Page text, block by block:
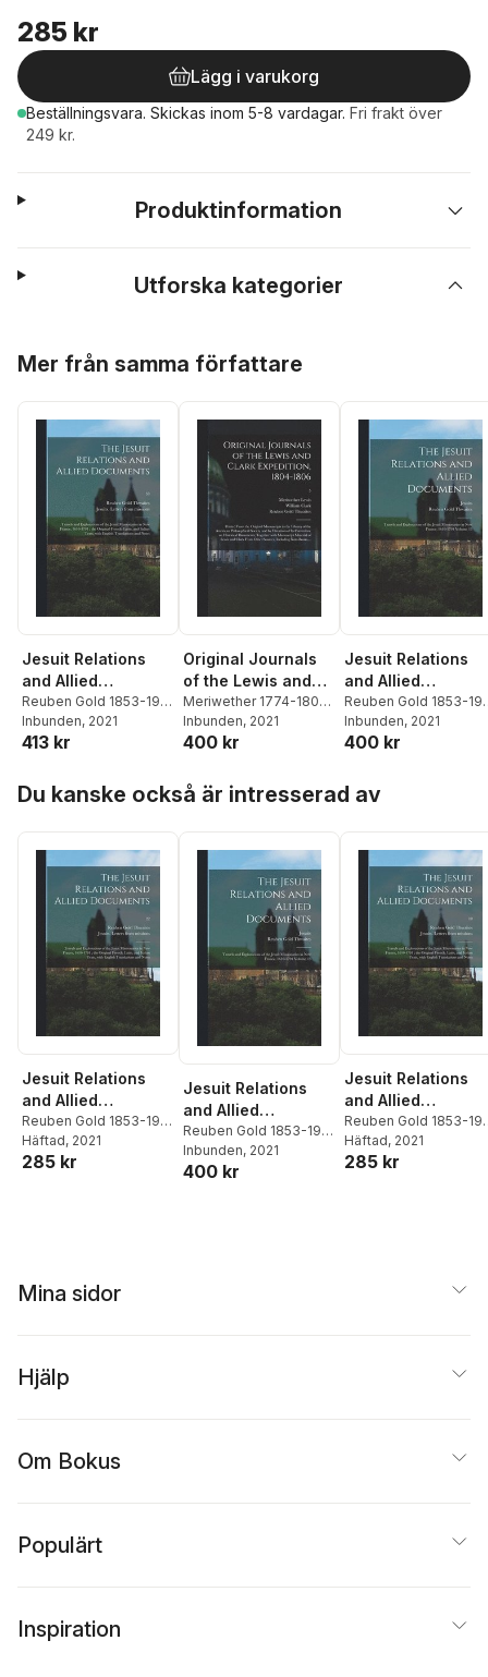
285 kr
Lägg i varukorg
Beställningsvara. Skickas inom 5-8 vardagar. Fri frakt över
249 kr.
Produktinformation
Utforska kategorier
Mer från samma författare
Jesuit Relations
and Allied
Documents
Reuben Gold 1853-1913
Thwaites
Inbunden, 2021
413 kr
Original Journals
of the Lewis and
Clark Expedition,
1804-1806; Printed
From the Original
Library of the
Philosophical
Society and by
Direction of Its
Committee on
Historical
Documents;
Together With
Manuscript
Material Of...; 5
Meriwether 1774-1809
Lewis,William 1770-
1838 Clark
Inbunden, 2021
400 kr
Jesuit Relations
and Allied
Documents
Reuben Gold 1853-
Thwaites, Jesuits
Inbunden, 2021
400 kr
Du kanske också är intresserad av
Jesuit Relations
and Allied
Documents
Reuben Gold 1853-1913
Thwaites,Jesuits
Letters from Missions
Häftad, 2021
285 kr
Jesuit Relations
and Allied
Documents
Reuben Gold 1853-1913
Thwaites, Jesuits
Inbunden, 2021
400 kr
Jesuit Relations
and Allied
Documents
Reuben Gold 1853-
Thwaites,Jesuits
Letters from Missions
Häftad, 2021
285 kr
Mina sidor
Hjälp
Om Bokus
Populärt
Inspiration